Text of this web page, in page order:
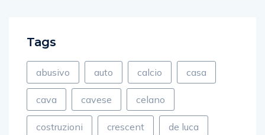
Tags
abusivo auto calcio casa
cava cavese celano
costruzioni crescent de luca